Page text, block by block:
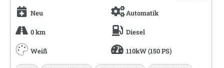
Neu Automatik
0 km Diesel
Weiß 110kW (150 PS)